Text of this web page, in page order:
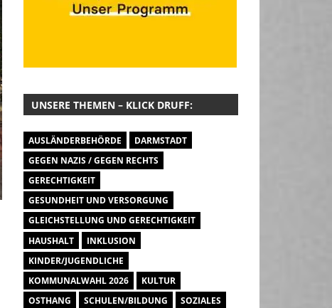
UNSERE THEMEN – KLICK DRUFF:
AUSLÄNDERBEHÖRDE
DARMSTADT
GEGEN NAZIS / GEGEN RECHTS
GERECHTIGKEIT
GESUNDHEIT UND VERSORGUNG
GLEICHSTELLUNG UND GERECHTIGKEIT
HAUSHALT
INKLUSION
KINDER/JUGENDLICHE
KOMMUNALWAHL 2026
KULTUR
OSTHANG
SCHULEN/BILDUNG
SOZIALES